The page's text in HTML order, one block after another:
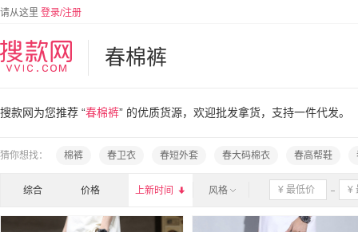
请从这里 登录/注册
春棉裤
搜款网为您推荐 “春棉裤” 的优质货源，欢迎批发拿货，支持一件代发。
猜你想找： 棉裤 春卫衣 春短外套 春大码棉衣 春高帮鞋
综合 价格 上新时间  风格